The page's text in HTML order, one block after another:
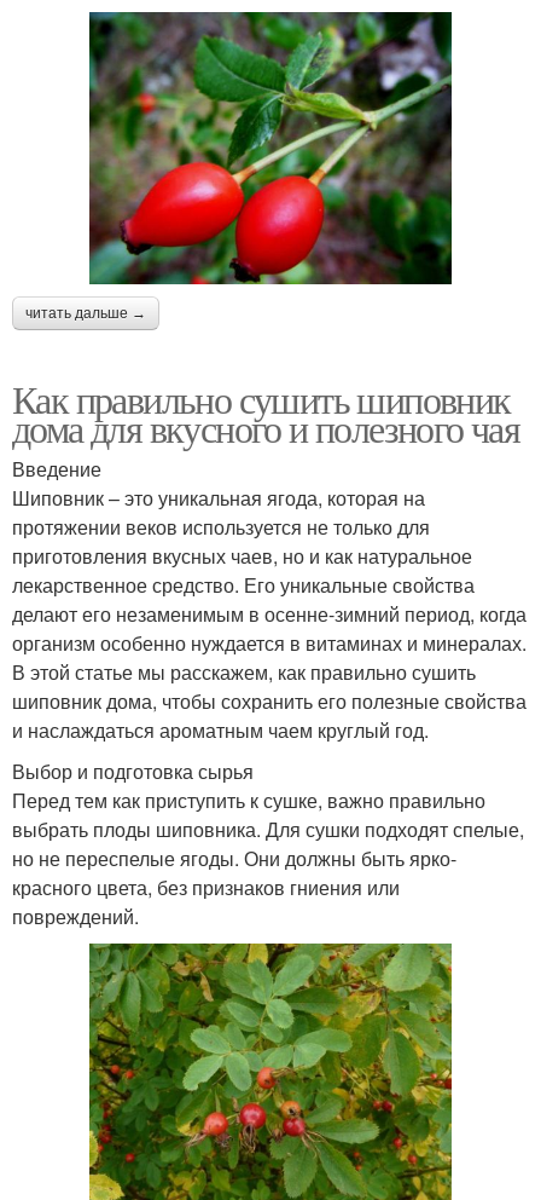
читать дальше →
Как правильно сушить шиповник
дома для вкусного и полезного чая
Введение
Шиповник – это уникальная ягода, которая на
протяжении веков используется не только для
приготовления вкусных чаев, но и как натуральное
лекарственное средство. Его уникальные свойства
делают его незаменимым в осенне-зимний период, когда
организм особенно нуждается в витаминах и минералах.
В этой статье мы расскажем, как правильно сушить
шиповник дома, чтобы сохранить его полезные свойства
и наслаждаться ароматным чаем круглый год.
Выбор и подготовка сырья
Перед тем как приступить к сушке, важно правильно
выбрать плоды шиповника. Для сушки подходят спелые,
но не переспелые ягоды. Они должны быть ярко-
красного цвета, без признаков гниения или
повреждений.